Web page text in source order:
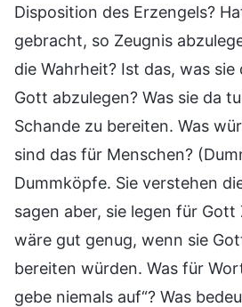
Disposition des Erzengels?
gebracht, so Zeugnis
die Wahrheit? Ist das, was
Gott abzulegen? Was sie da
Schande zu bereiten. Was
sind das für Menschen?
Dummköpfe. Sie verstehen
sagen aber, sie legen für Gott
wäre gut genug, wenn sie
bereiten würden. Was für
gebe niemals auf“? Was